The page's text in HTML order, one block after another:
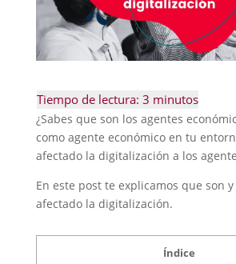
¿Sabes que son los agentes
como agente económico en tu
afectado la digitalización a los
En este post te explicamos que son
afectado la digitalización.
Índice